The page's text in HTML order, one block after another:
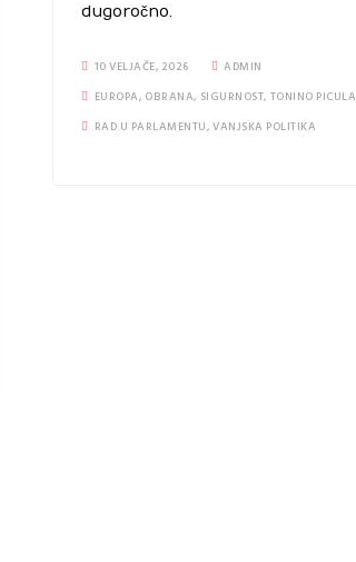
dugoročno.
10 VELJAČE, 2026
ADMIN
EUROPA, OBRANA, SIGURNOST, TONINO PICULA
RAD U PARLAMENTU,VANJSKA POLITIKA